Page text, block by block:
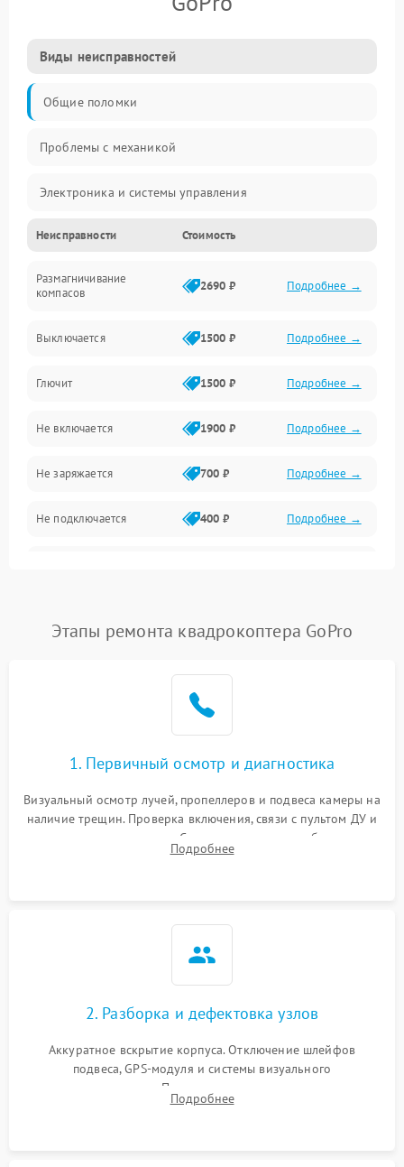
Виды неисправностей
Общие поломки
Проблемы с механикой
Электроника и системы управления
Проблемы с сигналом
Двигатели и силовая установка
Механические повреждения
Неисправности Стоимость
Размагничивание
компасов
2690 ₽ Подробнее →
Выключается 1500 ₽ Подробнее →
Глючит 1500 ₽ Подробнее →
Не включается 1900 ₽ Подробнее →
Не заряжается 700 ₽ Подробнее →
Не подключается 400 ₽ Подробнее →
Этапы ремонта квадрокоптера GoPro
1. Первичный осмотр и диагностика
Визуальный осмотр лучей, пропеллеров и подвеса камеры на
наличие трещин. Проверка включения, связи с пультом ДУ и
передачи видеосигнала. Считывание логов ошибок через
полетное ПО для определения характера неисправности.
Подробнее
2. Разборка и дефектовка узлов
Аккуратное вскрытие корпуса. Отключение шлейфов
подвеса, GPS-модуля и системы визуального
позиционирования. Проверка полетного контроллера,
регуляторов оборотов (ESC) и бесколлекторных моторов на
Подробнее